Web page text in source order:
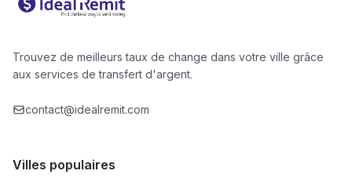
Trouvez de meilleurs taux de change dans votre ville grâce
aux services de transfert d'argent.
contact@idealremit.com
Villes populaires